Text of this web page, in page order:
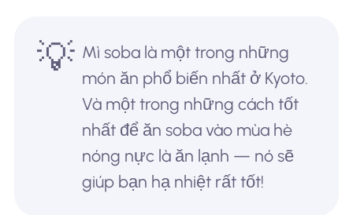
💡 Mì soba là một trong những
món ăn phổ biến nhất ở Kyoto.
Và một trong những cách tốt
nhất để ăn soba vào mùa hè
nóng nực là ăn lạnh — nó sẽ
giúp bạn hạ nhiệt rất tốt!